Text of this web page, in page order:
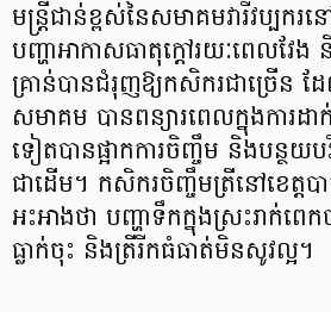
មន្ត្រីជាន់ខ្ពស់នៃសមាគមវារីវប្បករ
បញ្ហាអាកាសធាតុក្តៅរយៈពេលវែ
គ្រាន់បានជំរុញឱ្យកសិករជាច្រើន
សមាគម បានពន្យារពេលក្នុងការដ
ទៀតបានផ្អាកការចិញ្ចឹម និងបន្ថយ
ជាដើម។ កសិករចិញ្ចឹមត្រីនៅខេត្ត
អះអាងថា បញ្ហាទឹកក្នុងស្រះរាក់ពេក
ធ្លាក់ចុះ និងត្រីរីកធំធាត់មិនសូវល្អ។